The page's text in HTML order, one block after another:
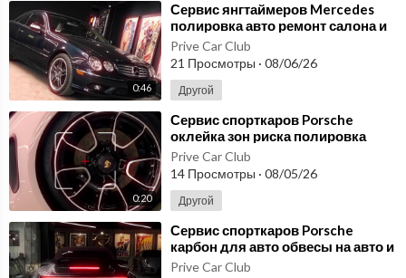
0:46
⁣Сервис янгтаймеров Mercedes
полировка авто ремонт салона и
хранение авто PRIVE Club
Prive Car Club
21 Просмотры · 08/06/26
Другой
0:20
⁣Сервис спорткаров Porsche
оклейка зон риска полировка
авто и защитные покрытия PRIVE
Prive Car Club
14 Просмотры · 08/05/26
Другой
⁣Сервис спорткаров Porsche
карбон для авто обвесы на авто и
оклейка зон риска PRIVE
Prive Car Club